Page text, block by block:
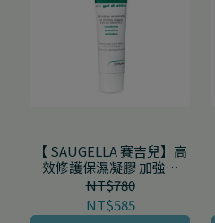
【 SAUGELLA 賽吉兒】高
效修護保濕凝膠 加強型
30mL/瓶
NT$585
NT$780